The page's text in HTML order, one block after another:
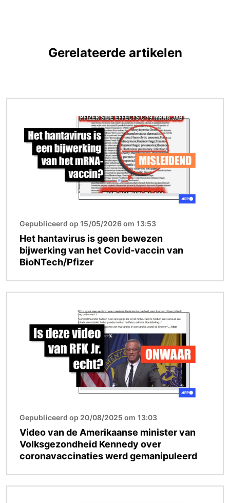
Gerelateerde artikelen
Gepubliceerd op 15/05/2026 om 13:53
Het hantavirus is geen bewezen
bijwerking van het Covid-vaccin van
BioNTech/Pfizer
Gepubliceerd op 20/08/2025 om 13:03
Video van de Amerikaanse minister van
Volksgezondheid Kennedy over
coronavaccinaties werd gemanipuleerd